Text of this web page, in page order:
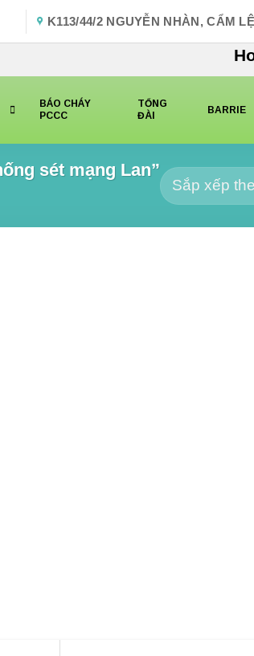
K113/44/2 NGUYỄN NHÀN, CẨM LỆ
BÁO CHÁY
PCCC
TỔNG
ĐÀI
BARRIE
sét mạng Lan”